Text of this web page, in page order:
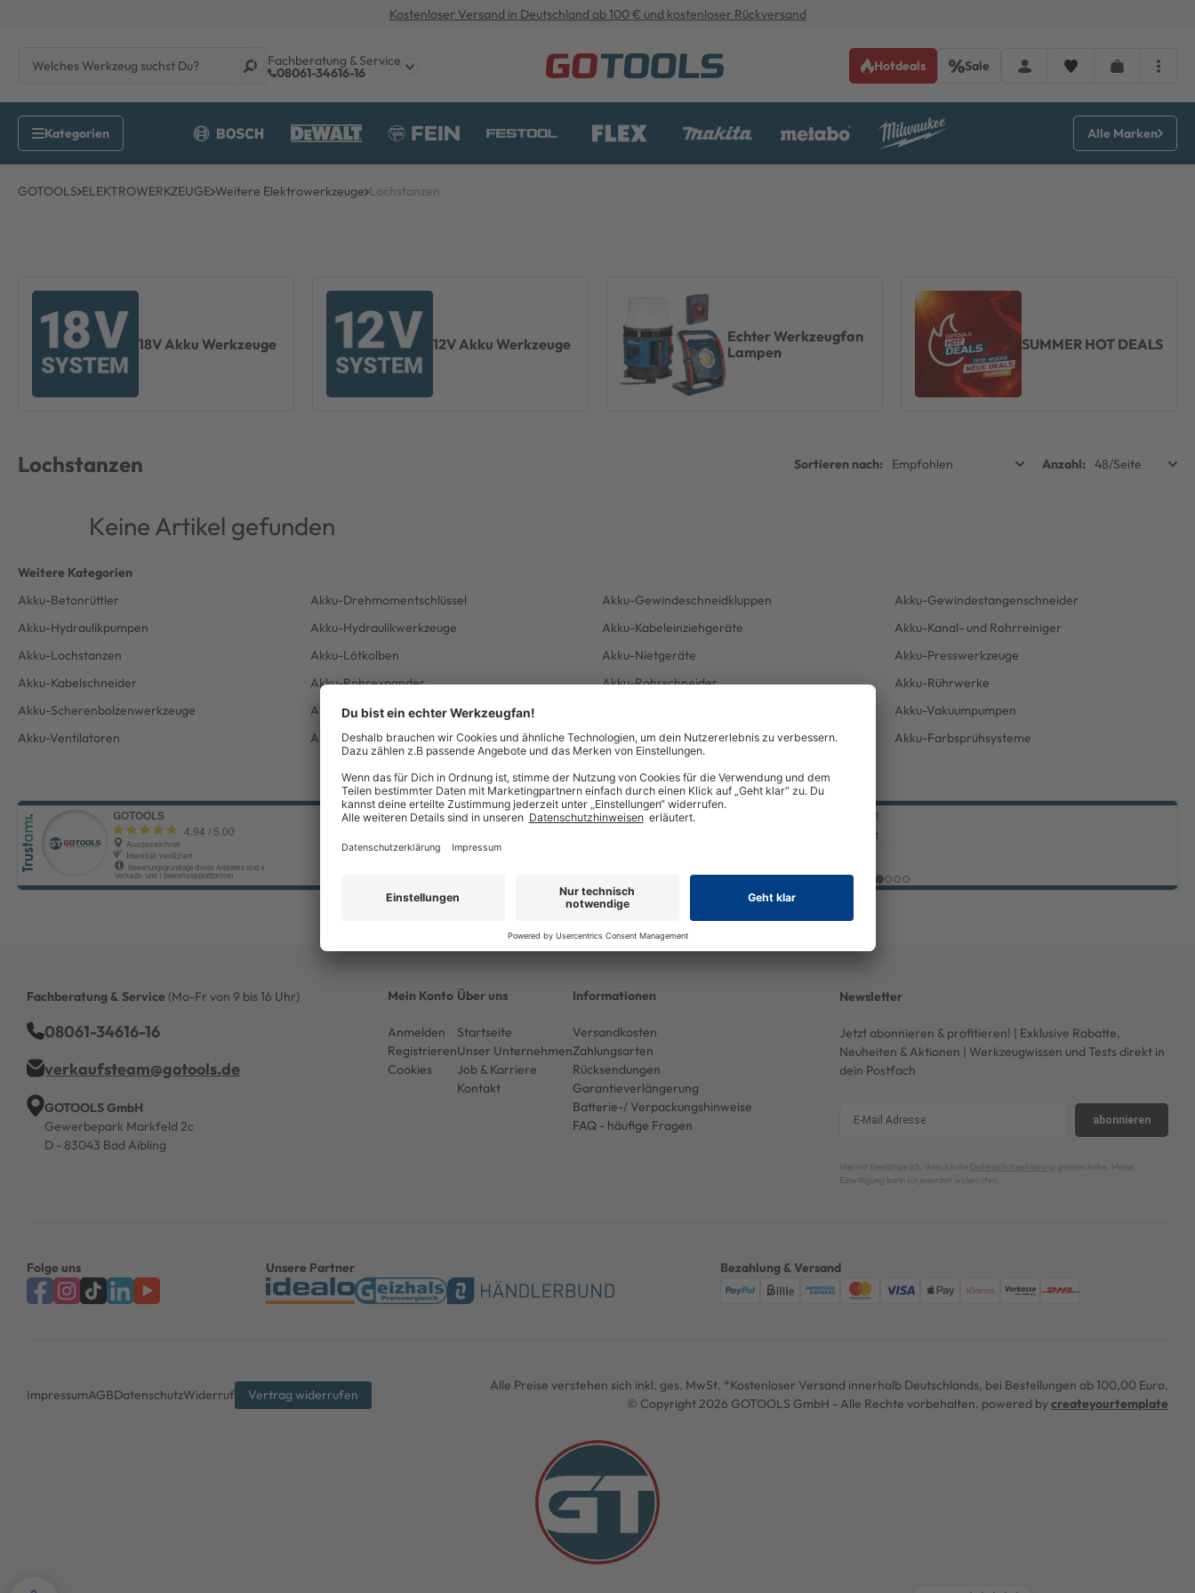
Kostenloser Versand in Deutschland ab 100 € und kostenloser Rückversand
Fachberatung & Service
08061-34616-16 Hotdeals Sale
Alle Marken
GOTOOLS ELEKTROWERKZEUGE Weitere Elektrowerkzeuge Lochstanzen
18V Akku Werkzeuge 12V Akku Werkzeuge
Echter Werkzeugfan
Lampen
SUMMER HOT DEALS
Lochstanzen
Keine Artikel gefunden
Akku-Betonrüttler Akku-Drehmomentschlüssel Akku-Gewindeschneidkluppen
Akku-Gewindestangenschneider
Akku-Hydraulikpumpen
Akku-Hydraulikwerkzeuge Akku-Kabeleinziehgeräte
Akku-Kanal- und Rohrreiniger
Akku-Lochstanzen
Akku-Lötkolben Akku-Nietgeräte
Akku-Presswerkzeuge
Akku-Kabelschneider
Akku-Rohrexpander Akku-Rohrschneider
Akku-Rührwerke
Akku-Scherenbolzenwerkzeuge
Akku-Sprühgeräte
Akku-Vakuumpumpen
Akku-Ventilatoren
Akku-Wasser- und Pumpentechnik Spezial Akku-Elektrowerkzeuge Akku-Farbsprühsysteme
Fachberatung & Service (Mo-Fr von 9 bis 16 Uhr)
08061-34616-16
verkaufsteam@gotools.de
GOTOOLS GmbH
Gewerbepark Markfeld 2c
D - 83043 Bad Aibling
Mein Konto
Anmelden
Registrieren
Cookies
Über uns
Startseite
Unser Unternehmen
Job & Karriere
Kontakt
Informationen
Versandkosten
Zahlungsarten
Rücksendungen
Garantieverlängerung
Batterie-/ Verpackungshinweise
FAQ - häufige Fragen
Newsletter
Jetzt abonnieren & profitieren! | Exklusive Rabatte,
Neuheiten & Aktionen | Werkzeugwissen und Tests direkt in
dein Postfach
abonnieren
Hiermit bestätige ich, dass ich die Datenschutzerklärung gelesen habe. Meine
Einwilligung kann ich jederzeit widerrufen.
Folge uns Unsere Partner Bezahlung & Versand
ImpressumAGBDatenschutzWiderruf Vertrag widerrufen
Alle Preise verstehen sich inkl. ges. MwSt. *Kostenloser Versand innerhalb Deutschlands, bei Bestellungen ab 100,00 Euro.
© Copyright 2026 GOTOOLS GmbH - Alle Rechte vorbehalten. powered bycreateyourtemplate